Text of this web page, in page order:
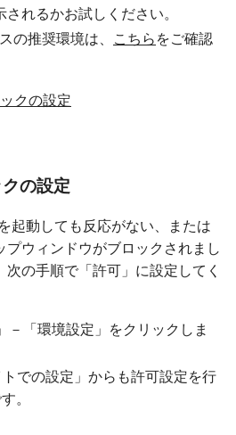
れるかお試しください。
の推奨環境は、 こちら をご確認
クの設定
の設定
起動しても反応がない、または
プウィンドウがブロックされまし
の手順で「許可」に設定してく
－「環境設定」をクリックしま
トでの設定」からも許可設定を行
。